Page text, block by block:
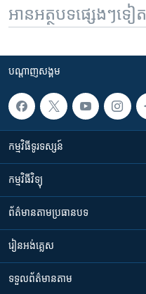
អានអត្ថបទផ្សេងៗទៀត
បណ្តាញ​សង្គម
កម្មវិធី​ទូរទស្សន៍
កម្មវិធី​វិទ្យុ
ព័ត៌មាន​តាមប្រធានបទ​
រៀន​​អង់គ្លេស
ទទួល​ព័ត៌មាន​តាម